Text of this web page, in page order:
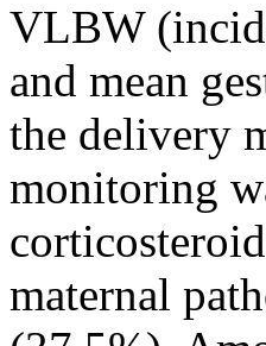
VLBW
and mean
the delivery
monitoring
maternal